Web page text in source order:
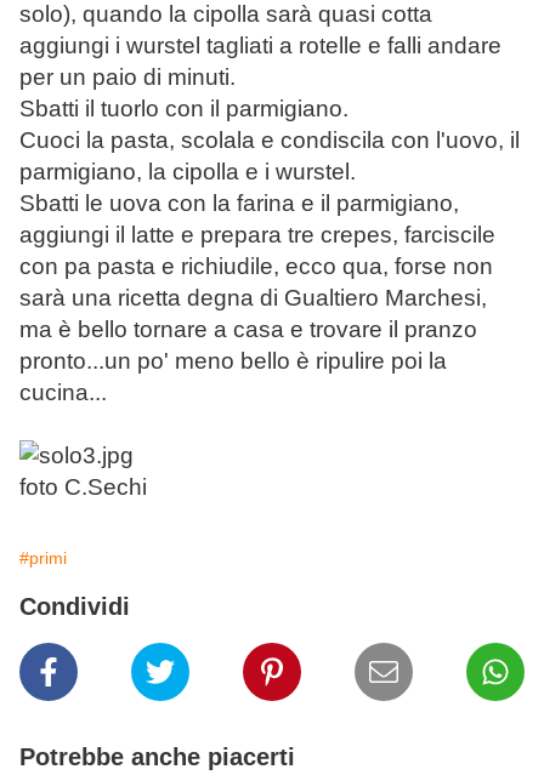
solo), quando la cipolla sarà quasi cotta
aggiungi i wurstel tagliati a rotelle e falli andare
per un paio di minuti.
Sbatti il tuorlo con il parmigiano.
Cuoci la pasta, scolala e condiscila con l'uovo, il
parmigiano, la cipolla e i wurstel.
Sbatti le uova con la farina e il parmigiano,
aggiungi il latte e prepara tre crepes, farciscile
con pa pasta e richiudile, ecco qua, forse non
sarà una ricetta degna di Gualtiero Marchesi,
ma è bello tornare a casa e trovare il pranzo
pronto...un po' meno bello è ripulire poi la
cucina...
foto C.Sechi
#primi
Condividi
Potrebbe anche piacerti